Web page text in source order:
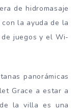
de hidromasaje
la ayuda de la
juegos y el Wi-
panorámicas
Grace a estar a
la villa es una